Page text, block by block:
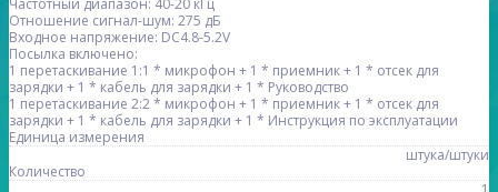
Частотный диапазон: 40-20 кГц
Отношение сигнал-шум: 275 дБ
Входное напряжение: DC4.8-5.2V
Посылка включено:
1 перетаскивание 1:1 * микрофон + 1 * приемник + 1 * отсек для
зарядки + 1 * кабель для зарядки + 1 * Руководство
1 перетаскивание 2:2 * микрофон + 1 * приемник + 1 * отсек для
зарядки + 1 * кабель для зарядки + 1 * Инструкция по эксплуатации
Единица измерения
штука/штуки
Количество